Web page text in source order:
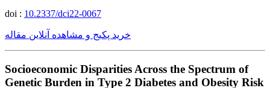
doi : 10.2337/dci22-0067
خرید پکیج و مشاهده آنلاین مقاله
Socioeconomic Disparities Across the Spectrum of
Genetic Burden in Type 2 Diabetes and Obesity Risk